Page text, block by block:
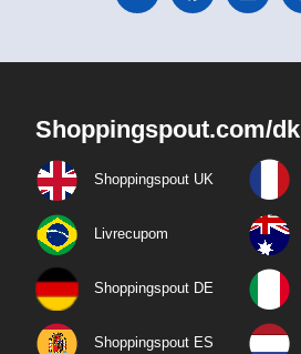
Shoppingspout.com/dk
Shoppingspout UK
Livrecupom
Shoppingspout DE
Shoppingspout ES